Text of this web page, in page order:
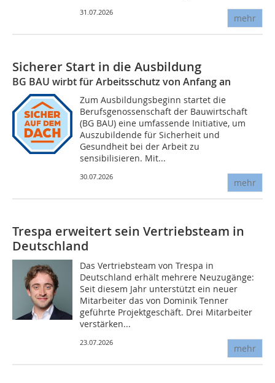
31.07.2026
mehr
Sicherer Start in die Ausbildung
BG BAU wirbt für Arbeitsschutz von Anfang an
Zum Ausbildungsbeginn startet die
Berufsgenossenschaft der Bauwirtschaft
(BG BAU) eine umfassende Initiative, um
Auszubildende für Sicherheit und
Gesundheit bei der Arbeit zu
sensibilisieren. Mit...
30.07.2026
mehr
Trespa erweitert sein Vertriebsteam in
Deutschland
Das Vertriebsteam von Trespa in
Deutschland erhält mehrere Neuzugänge:
Seit diesem Jahr unterstützt ein neuer
Mitarbeiter das von Dominik Tenner
geführte Projektgeschäft. Drei Mitarbeiter
verstärken...
23.07.2026
mehr